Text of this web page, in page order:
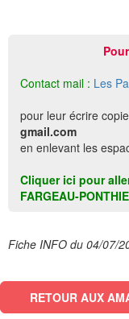
Contact mail : Les
pour leur écrire
gmail.com
en enlevant les
Cliquer ici pour
FARGEAU-
Fiche INFO du 04/07/
RETOUR AUX